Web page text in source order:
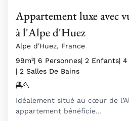
Appartement luxe avec
à l'Alpe d'Huez
Alpe d'Huez, France
99m²| 6 Personnes| 2 Enfants|
| 2 Salles De Bains
Idéalement situé au cœur de
appartement bénéficie…